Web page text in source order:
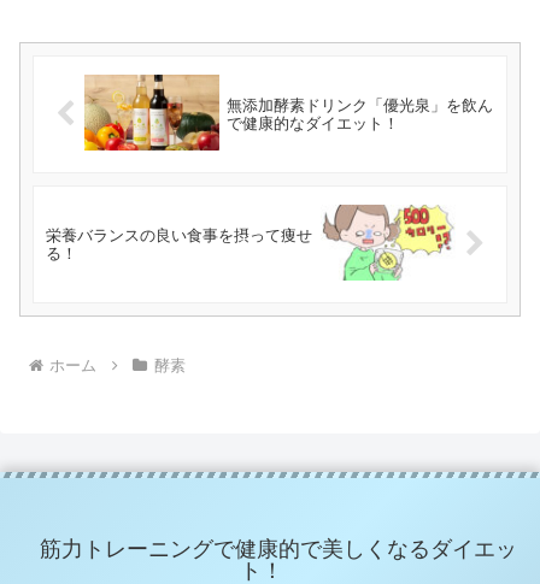
無添加酵素ドリンク「優光泉」を飲ん
で健康的なダイエット！
栄養バランスの良い食事を摂って痩せ
る！
ホーム 酵素
筋力トレーニングで健康的で美しくなるダイエッ
ト！